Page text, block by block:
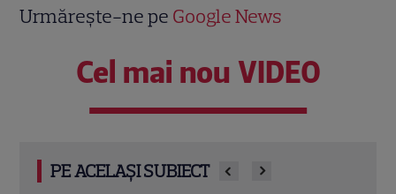
Urmărește-ne pe Google News
Cel mai nou VIDEO
PE ACELAȘI SUBIECT